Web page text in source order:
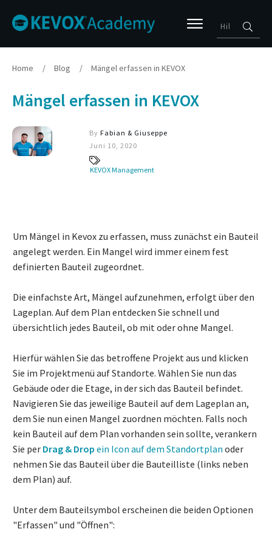
Home / Blog / Mängel erfassen in KEVOX
Mängel erfassen in KEVOX
By Fabian & Giuseppe
Juni 10, 2020
KEVOX Management
Um Mängel in Kevox zu erfassen, muss zunächst ein Bauteil
angelegt werden. Ein Mangel wird immer einem fest
definierten Bauteil zugeordnet.
Die einfachste Art, Mängel aufzunehmen, erfolgt über den
Lageplan. Auf dem Plan entdecken Sie schnell und
übersichtlich jedes Bauteil, ob mit oder ohne Mangel.
Hierfür wählen Sie das betroffene Projekt aus und klicken
Sie im Projektmenü auf Standorte. Wählen Sie nun das
Gebäude oder die Etage, in der sich das Bauteil befindet.
Navigieren Sie das jeweilige Bauteil auf dem Lageplan an,
dem Sie nun einen Mangel zuordnen möchten. Falls noch
kein Bauteil auf dem Plan vorhanden sein sollte, verankern
Sie per Drag & Drop ein Icon auf dem Standortplan oder
nehmen Sie das Bauteil über die Bauteilliste (links neben
dem Plan) auf.
Unter dem Bauteilsymbol erscheinen die beiden Optionen
"Erfassen" und "Öffnen":